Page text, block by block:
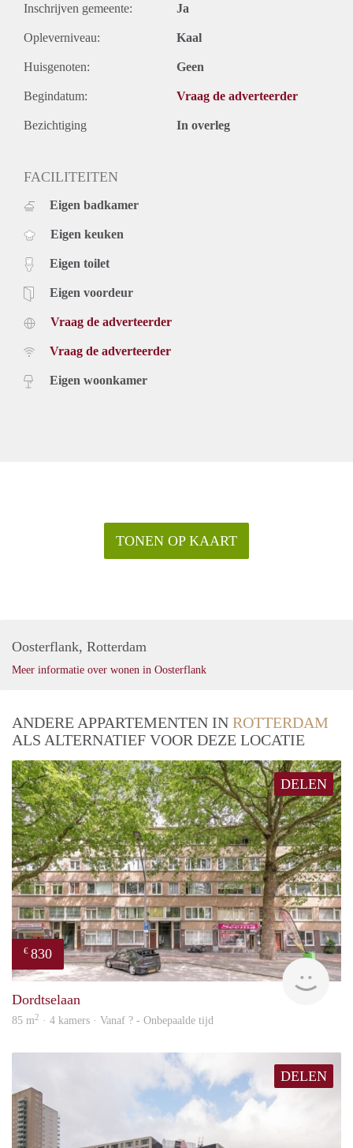
Inschrijven gemeente: Ja
Opleverniveau: Kaal
Huisgenoten: Geen
Begindatum: Vraag de adverteerder
Bezichtiging In overleg
FACILITEITEN
Eigen badkamer
Eigen keuken
Eigen toilet
Eigen voordeur
Vraag de adverteerder
Vraag de adverteerder
Eigen woonkamer
TONEN OP KAART
Oosterflank, Rotterdam
Meer informatie over wonen in Oosterflank
ANDERE APPARTEMENTEN IN ROTTERDAM
ALS ALTERNATIEF VOOR DEZE LOCATIE
DELEN
€ 830
Dordtselaan
85 m2 · 4 kamers · Vanaf ? - Onbepaalde tijd
DELEN